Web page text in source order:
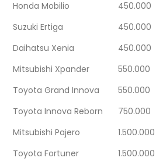
Honda Mobilio 450.000
Suzuki Ertiga
450.000
Daihatsu Xenia
450.000
Mitsubishi Xpander
550.000
Toyota Grand Innova
550.000
Toyota Innova Reborn
750.000
Mitsubishi Pajero
1.500.000
Toyota Fortuner
1.500.000